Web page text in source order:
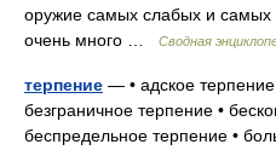
оружие самых слабых и
очень много …
Сводная
терпение — • адское терпение
безграничное терпение •
беспредельное терпение •